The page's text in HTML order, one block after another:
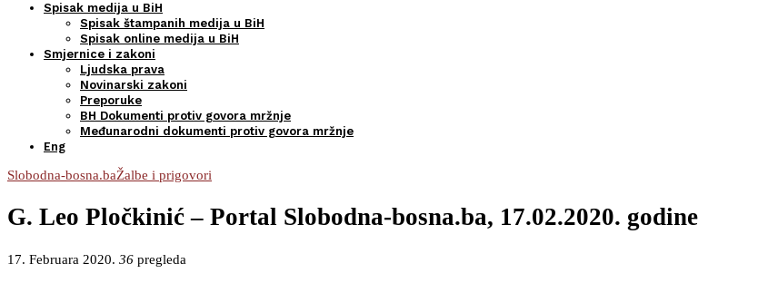
Spisak medija u BiH
Spisak štampanih medija u BiH
Spisak online medija u BiH
Smjernice i zakoni
Ljudska prava
Novinarski zakoni
Preporuke
BH Dokumenti protiv govora mržnje
Međunarodni dokumenti protiv govora mržnje
Eng
Slobodna-bosna.baŽalbe i prigovori
G. Leo Pločkinić – Portal Slobodna-bosna.ba, 17.02.2020. godine
17. Februara 2020. 36 pregleda